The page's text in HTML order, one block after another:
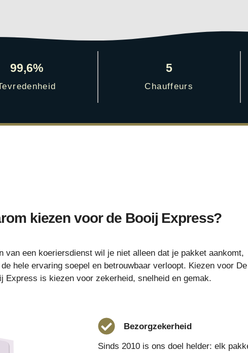
99,6% 5
Chauffeurs
kiezen voor de Booij Express?
van een koeriersdienst wil je niet alleen dat je pakket aankomt,
hele ervaring soepel en betrouwbaar verloopt. Kiezen voor De
Express is kiezen voor zekerheid, snelheid en gemak.
Bezorgzekerheid
Sinds 2010 is ons doel helder: elk